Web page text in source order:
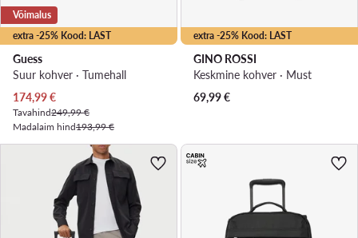
extra -25% Kood: LAST
Võimalus
Guess
Suur kohver · Tumehall
Praegune hind
174,99€
Tavahind249,99 €
Madalaim hind193,99 €
extra -25% Kood: LAST
GINO ROSSI
Keskmine kohver · Must
69,99€